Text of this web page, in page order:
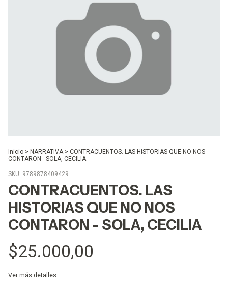
Inicio > NARRATIVA > CONTRACUENTOS. LAS HISTORIAS QUE NO NOS
CONTARON - SOLA, CECILIA
SKU: 9789878409429
CONTRACUENTOS. LAS
HISTORIAS QUE NO NOS
CONTARON - SOLA, CECILIA
$25.000,00
Ver más detalles